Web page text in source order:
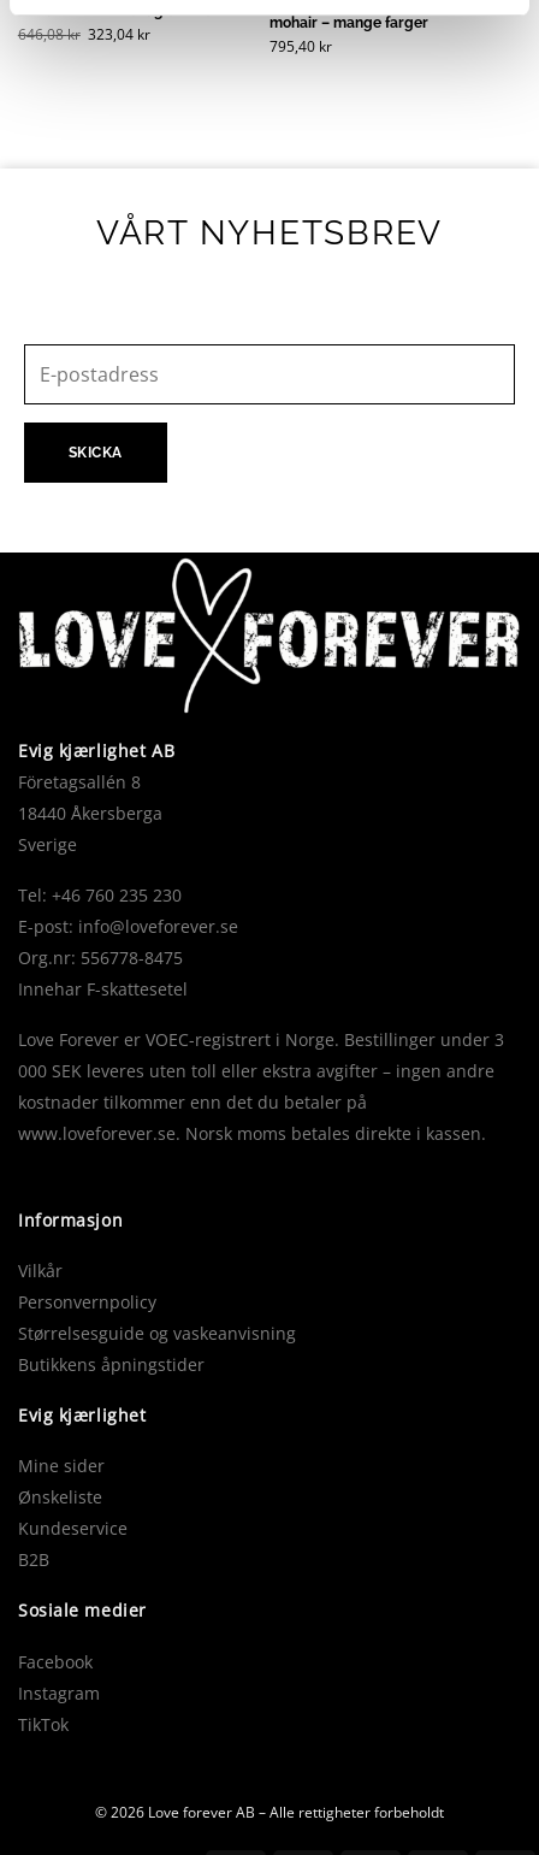
Heidi Strikket Cardigan Svart
646,08kr 323,04 kr
mohair – mange farger
795,40 kr
VÅRT NYHETSBREV
Evig kjærlighet AB
Företagsallén 8
18440 Åkersberga
Sverige
Tel: +46 760 235 230
E-post: info@loveforever.se
Org.nr: 556778-8475
Innehar F-skattesetel
Love Forever er VOEC-registrert i Norge. Bestillinger under 3
000 SEK leveres uten toll eller ekstra avgifter – ingen andre
kostnader tilkommer enn det du betaler på
www.loveforever.se. Norsk moms betales direkte i kassen.
Informasjon
Vilkår
Personvernpolicy
Størrelsesguide og vaskeanvisning
Butikkens åpningstider
Evig kjærlighet
Mine sider
Ønskeliste
Kundeservice
B2B
Sosiale medier
Facebook
Instagram
TikTok
© 2026 Love forever AB – Alle rettigheter forbeholdt